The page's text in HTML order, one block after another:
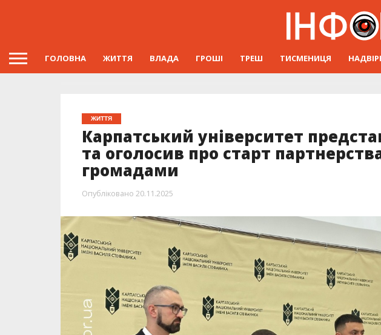
ГОЛОВНА ЖИТТЯ ВЛАДА ГРОШІ ТРЕШ ТИСМЕНИЦЯ
ЖИТТЯ
Карпатський університет
та оголосив про старт
громадами
Опубліковано 20.11.2025